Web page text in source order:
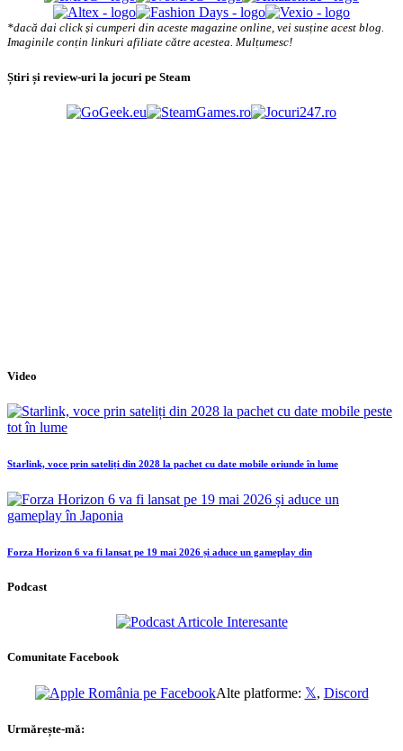
*dacă dai click și cumperi din aceste magazine online, vei susține acest blog.
Imaginile conțin linkuri afiliate către acestea. Mulțumesc!
Știri și review-uri la jocuri pe Steam
Video
Starlink, voce prin sateliți din 2028 la pachet cu date mobile oriunde în lume
Forza Horizon 6 va fi lansat pe 19 mai 2026 și aduce un gameplay din
Podcast
Comunitate Facebook
Alte platforme: 𝕏, Discord
Urmărește-mă: